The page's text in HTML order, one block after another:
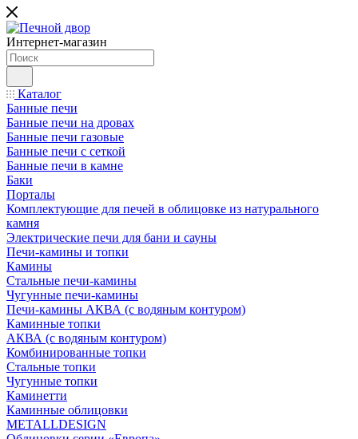
Интернет-магазин
Каталог
Банные печи
Банные печи на дровах
Банные печи газовые
Банные печи с сеткой
Банные печи в камне
Баки
Порталы
Комплектующие для печей в облицовке из натурального
камня
Электрические печи для бани и сауны
Печи-камины и топки
Камины
Стальные печи-камины
Чугунные печи-камины
Печи-камины АКВА (с водяным контуром)
Каминные топки
АКВА (с водяным контуром)
Комбинированные топки
Стальные топки
Чугунные топки
Каминетти
Каминные облицовки
METALLDESIGN